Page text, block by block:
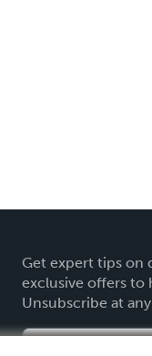
Get expert tips on
exclusive offers to
Unsubscribe at